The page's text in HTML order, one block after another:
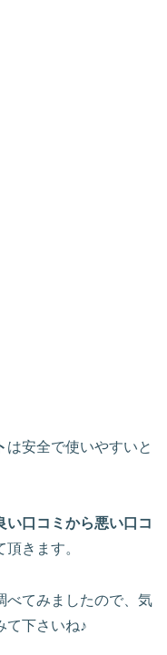
は安全で使いやすいと
い口コミから悪い口コ
きます。
べてみましたので、気
て下さいね♪